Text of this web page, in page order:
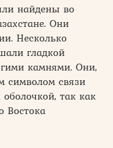
найдены во
Они
Несколько
гладкой
камнями. Они,
символом связи
так как
Востока